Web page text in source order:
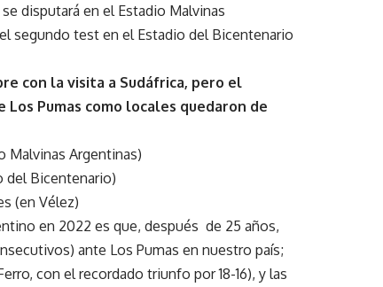
disputará en el Estadio Malvinas
segundo test en el Estadio del Bicentenario
con la visita a Sudáfrica, pero el
Pumas como locales quedaron de
Malvinas Argentinas)
del Bicentenario)
(en Vélez)
en 2022 es que, después de 25 años,
ante Los Pumas en nuestro país;
con el recordado triunfo por 18-16), y las